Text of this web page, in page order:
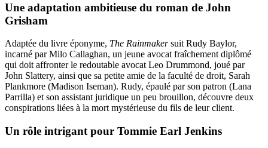
Une adaptation ambitieuse du roman de John
Grisham
Adaptée du livre éponyme, The Rainmakersuit Rudy Baylor,
incarné par Milo Callaghan, un jeune avocat fraîchement diplômé
qui doit affronter le redoutable avocat Leo Drummond, joué par
John Slattery, ainsi que sa petite amie de la faculté de droit, Sarah
Plankmore (Madison Iseman). Rudy, épaulé par son patron (Lana
Parrilla) et son assistant juridique un peu brouillon, découvre deux
conspirations liées à la mort mystérieuse du fils de leur client.
Un rôle intrigant pour Tommie Earl Jenkins